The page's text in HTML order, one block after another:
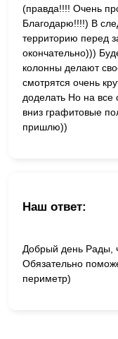
(правда!!!! Очень
Благодарю!!!!) В
территорию перед
окончательно)))
колонны делают
смотрятся очень
доделать Но на все
вниз графитовые
пришлю))
Наш ответ:
Добрый день Рады,
Обязательно
периметр)